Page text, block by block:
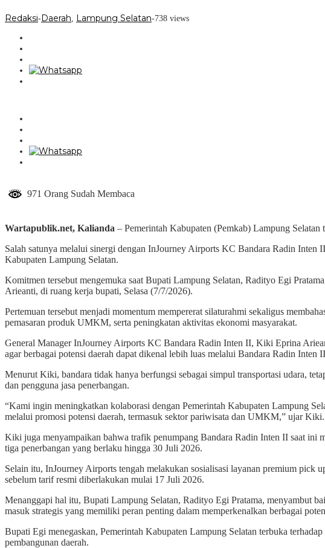
Airports
Redaksi-Daerah Lampung Selatan-738 views
971 Orang Sudah Membaca
Wartapublik.net, Kalianda – Pemerintah Kabupaten (Pemkab) Lampung
Salah satunya melalui sinergi dengan InJourney Airports KC Bandara Radin
Kabupaten Lampung Selatan.
Komitmen tersebut mengemuka saat Bupati Lampung Selatan, Radityo Egi
Arieanti, di ruang kerja bupati, Selasa (7/7/2026).
Pertemuan tersebut menjadi momentum mempererat silaturahmi sekaligus
pemasaran produk UMKM, serta peningkatan aktivitas ekonomi masyarakat.
General Manager InJourney Airports KC Bandara Radin Inten II, Kiki Eprina
agar berbagai potensi daerah dapat dikenal lebih luas melalui Bandara Radin Inten
Menurut Kiki, bandara tidak hanya berfungsi sebagai simpul transportasi udara,
dan pengguna jasa penerbangan.
“Kami ingin meningkatkan kolaborasi dengan Pemerintah Kabupaten Lampung
melalui promosi potensi daerah, termasuk sektor pariwisata dan UMKM,” ujar Kiki.
Kiki juga menyampaikan bahwa trafik penumpang Bandara Radin Inten II saat ini
tiga penerbangan yang berlaku hingga 30 Juli 2026.
Selain itu, InJourney Airports tengah melakukan sosialisasi layanan premium pick
sebelum tarif resmi diberlakukan mulai 17 Juli 2026.
Menanggapi hal itu, Bupati Lampung Selatan, Radityo Egi Pratama, menyambut
masuk strategis yang memiliki peran penting dalam memperkenalkan berbagai
Bupati Egi menegaskan, Pemerintah Kabupaten Lampung Selatan terbuka
pembangunan daerah.